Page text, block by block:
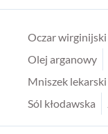
Oczar wirginijski
Olej arganowy
Mniszek lekarski
Sól kłodawska